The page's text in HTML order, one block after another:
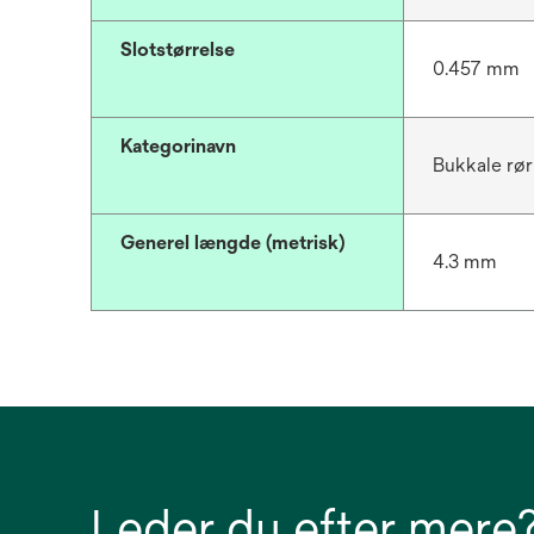
Slotstørrelse
0.457 mm
Kategorinavn
Bukkale rør
Generel længde (metrisk)
4.3 mm